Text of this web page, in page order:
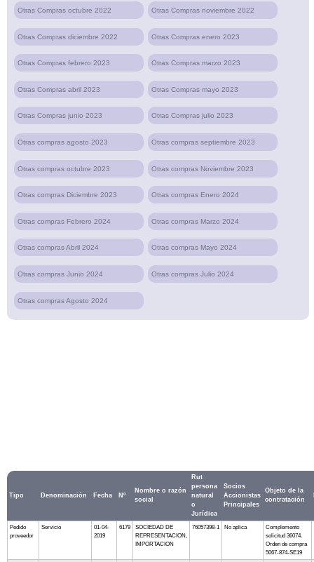
Otras Compras octubre 2022 Otras Compras noviembre 2022
Otras Compras diciembre 2022 Otras Compras enero 2023
Otras Compras febrero 2023 Otras Compras marzo 2023
Otras Compras abril 2023 Otras Compras mayo 2023
Otras Compras junio 2023 Otras Compras julio 2023
Otras compras agosto 2023 Otras compras septiembre 2023
Otras compras octubre 2023 Otras compras Noviembre 2023
Otras compras Diciembre 2023 Otras compras Enero 2024
Otras compras Febrero 2024 Otras compras Marzo 2024
Otras compras Abril 2024 Otras compras Mayo 2024
Otras compras Junio 2024 Otras compras Julio 2024
Otras compras Agosto 2024
Tipo Denominación Fecha Nº
Nombre o razón
social
Rut
persona
natural
o
Jurídica
Socios
Accionistas
Principales
Objeto de la
contratación
Pedido
proveedor
Servicio
01-04-
2019
6179
SOCIEDAD DE
REPRESENTACION,
IMPORTACION
76057398-1 No aplica
Complemento
solicitud 36074.
Orden de compra
5067-874-SE19